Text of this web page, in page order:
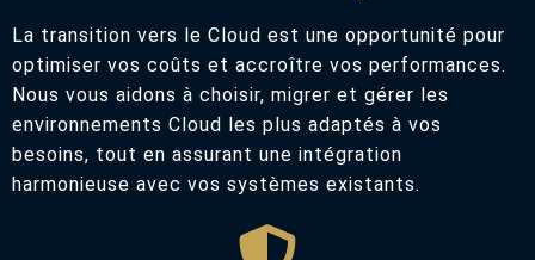
La transition vers le Cloud est une opportunité pour
optimiser vos coûts et accroître vos performances.
Nous vous aidons à choisir, migrer et gérer les
environnements Cloud les plus adaptés à vos
besoins, tout en assurant une intégration
harmonieuse avec vos systèmes existants.